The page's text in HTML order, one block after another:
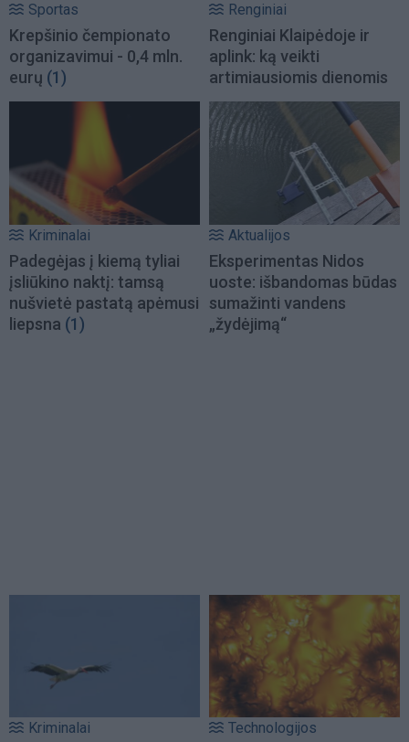
Sportas
Krepšinio čempionato
organizavimui - 0,4 mln.
eurų (1)
Renginiai
Renginiai Klaipėdoje ir
aplink: ką veikti
artimiausiomis dienomis
Kriminalai
Padegėjas į kiemą tyliai
įsliūkino naktį: tamsą
nušvietė pastatą apėmusi
liepsna (1)
Aktualijos
Eksperimentas Nidos
uoste: išbandomas būdas
sumažinti vandens
„žydėjimą“
Kriminalai Technologijos